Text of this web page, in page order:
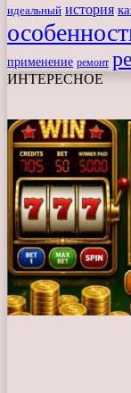
идеальный история
применение ремонт
ИНТЕРЕСНОЕ